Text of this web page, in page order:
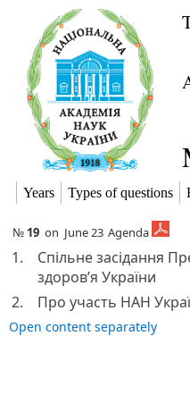
Years Types of questions
№ 19 on June 23 Agenda
1.
Спільне засідання
здоров’я України
2. Про участь НАН
Open content separately